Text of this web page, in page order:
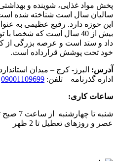
پخش مواد غذایی، شوینده و
سالیان سال است شناخته شده
این حوزه دارد. رفیع عظیمی به
بیش از 40 سال است که شخصا
داد و ستد است و عرصه بزرگی از
خود تحت پوشش قرارداده است.
آدرس: البرز- کرج – میدان
اداره گذرنامه – تلفن: 09001109699
ساعات کاری:
عصر و روزهای تعطیل تا 2 ظهر